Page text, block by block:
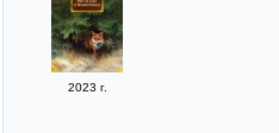
2023 г.